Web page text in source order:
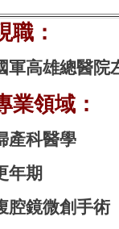
軍高雄總醫院
業領域：
產科醫學
年期
腔鏡微創手術